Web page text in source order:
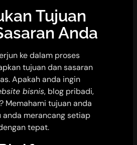
Tujuan
Anda
ke dalam proses
tujuan dan sasaran
Apakah anda ingin
bisnis, blog pribadi,
Memahami tujuan anda
anda merancang setiap
tepat.